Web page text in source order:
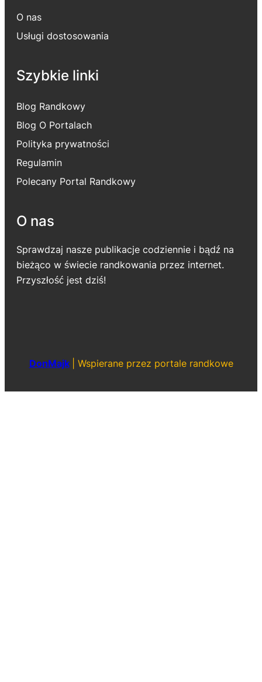
O nas
Usługi dostosowania
Szybkie linki
Blog Randkowy
Blog O Portalach
Polityka prywatności
Regulamin
Polecany Portal Randkowy
O nas
Sprawdzaj nasze publikacje codziennie i bądź na
bieżąco w świecie randkowania przez internet.
Przyszłość jest dziś!
DonMajk Wspierane przez portale randkowe